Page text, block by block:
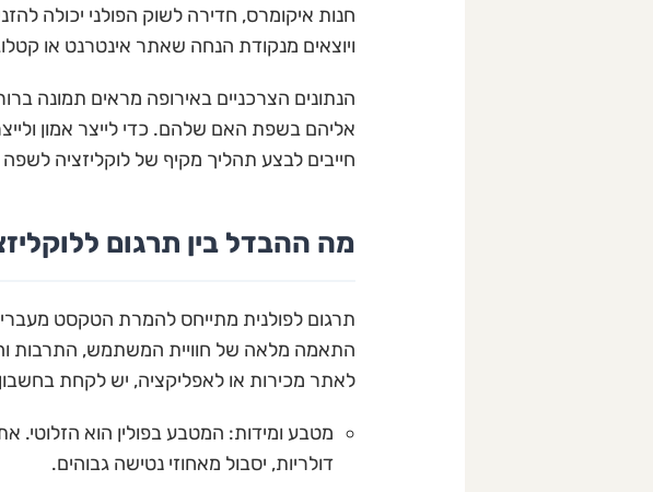
חנות איקומרס, חדירה לשוק הפולני יכולה
ויוצאים מנקודת הנחה שאתר אינטרנט או
הנתונים הצרכניים באירופה מראים תמונה
אליהם בשפת האם שלהם. כדי לייצר אמון
חייבים לבצע תהליך מקיף של לוקליזציה
מה ההבדל בין תרגום
תרגום לפולנית מתייחס להמרת הטקסט
התאמה מלאה של חוויית המשתמש, התרבות
לאתר מכירות או לאפליקציה, יש לקחת
מטבע ומידות: המטבע בפולין הוא הזלוטי.
דולריות, יסבול מאחוזי נטישה גבוהים.